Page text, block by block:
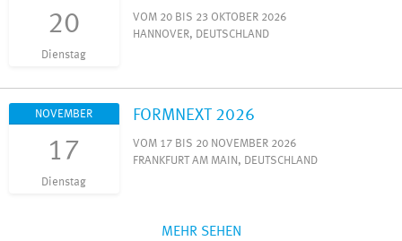
20
Dienstag
VOM 20 BIS 23 OKTOBER 2026
HANNOVER, DEUTSCHLAND
NOVEMBER
17
Dienstag
FORMNEXT 2026
VOM 17 BIS 20 NOVEMBER 2026
FRANKFURT AM MAIN, DEUTSCHLAND
MEHR SEHEN